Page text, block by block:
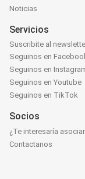
Noticias
Servicios
Suscribite al
Seguinos en
Seguinos en
Seguinos en Youtube
Seguinos en TikTok
Socios
¿Te interesaría
Contactanos